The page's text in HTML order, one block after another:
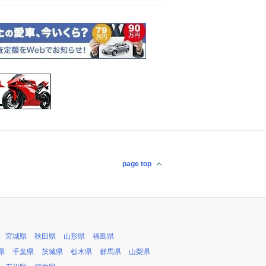
page top
宮城県 秋田県 山形県
福島県
千葉県 茨城県 栃木県 群馬県
山梨県